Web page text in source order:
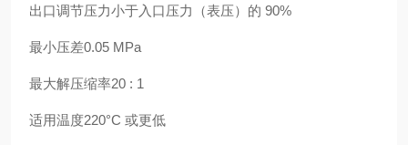
出口调节压力小于入口压力（表压）的 90%
最小压差0.05 MPa
最大解压缩率20 : 1
适用温度220°C 或更低